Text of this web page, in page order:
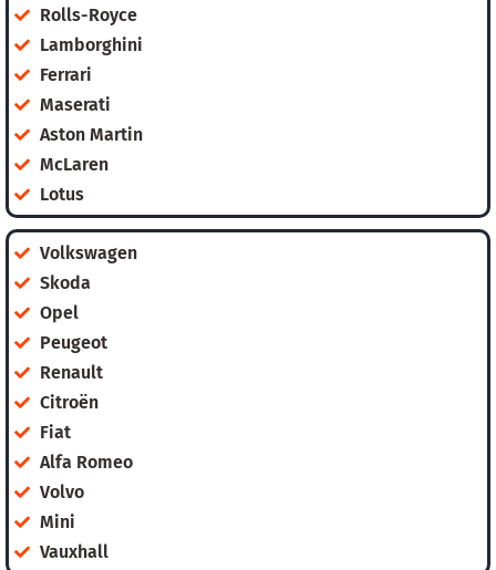
Rolls-Royce
Lamborghini
Ferrari
Maserati
Aston Martin
McLaren
Lotus
Volkswagen
Skoda
Opel
Peugeot
Renault
Citroën
Fiat
Alfa Romeo
Volvo
Mini
Vauxhall